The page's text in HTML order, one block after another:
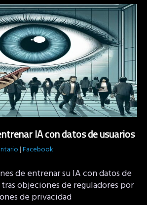
IA con datos de usuarios
|Facebook
de entrenar su IA con datos de
tras objeciones de reguladores por
de privacidad